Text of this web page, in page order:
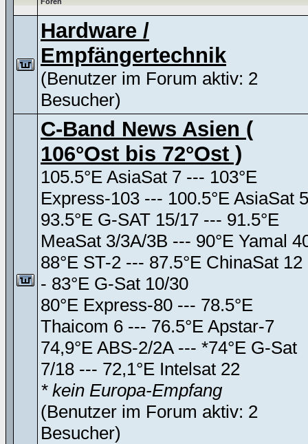
Hardware /
Empfängertechnik
(Benutzer im Forum aktiv: 2
Besucher)
C-Band News Asien (
106°Ost bis 72°Ost )
105.5°E AsiaSat 7 --- 103°E
Express-103 --- 100.5°E AsiaSat 5
93.5°E G-SAT 15/17 --- 91.5°E
MeaSat 3/3A/3B --- 90°E Yamal
88°E ST-2 --- 87.5°E ChinaSat 12
- 83°E G-Sat 10/30
80°E Express-80 --- 78.5°E
Thaicom 6 --- 76.5°E Apstar-7
74,9°E ABS-2/2A --- *74°E G-Sat
7/18 --- 72,1°E Intelsat 22
* kein Europa-Empfang
(Benutzer im Forum aktiv: 2
Besucher)